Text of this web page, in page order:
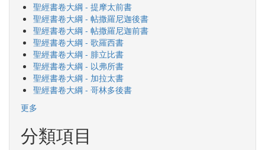
聖經書卷大綱 - 提摩太前書
聖經書卷大綱 - 帖撒羅尼迦後書
聖經書卷大綱 - 帖撒羅尼迦前書
聖經書卷大綱 - 歌羅西書
聖經書卷大綱 - 腓立比書
聖經書卷大綱 - 以弗所書
聖經書卷大綱 - 加拉太書
聖經書卷大綱 - 哥林多後書
更多
分類項目